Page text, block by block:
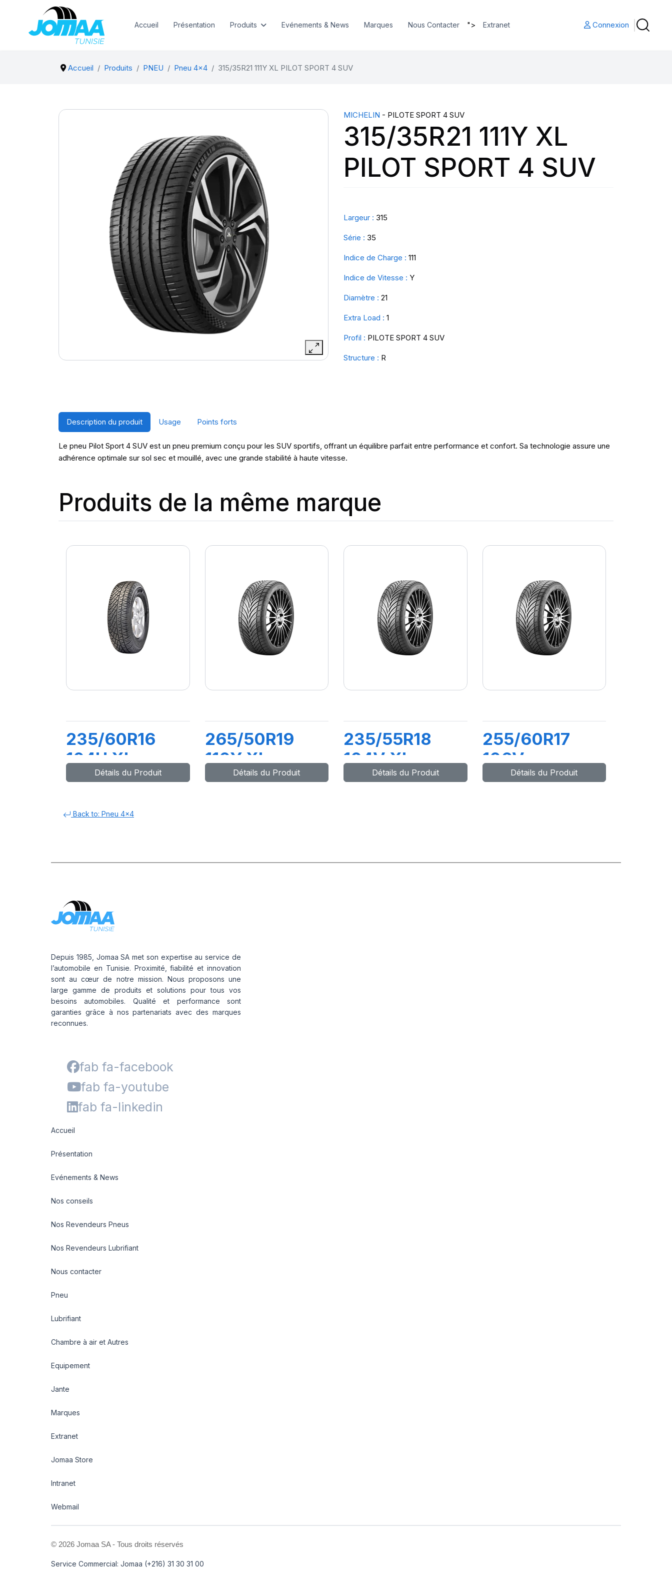
Accueil Présentation Produits Evénements & News Marques Nous Contacter "> Extranet Connexion
Accueil Produits PNEU Pneu 4x4 315/35R21 111Y XL PILOT SPORT 4 SUV
MICHELIN - PILOTE SPORT 4 SUV
315/35R21 111Y XL
PILOT SPORT 4 SUV
Largeur : 315
Série : 35
Indice de Charge : 111
Indice de Vitesse : Y
Diamètre : 21
Extra Load : 1
Profil : PILOTE SPORT 4 SUV
Structure : R
Description du produit Usage Points forts
Le pneu Pilot Sport 4 SUV est un pneu premium conçu pour les SUV sportifs, offrant un équilibre parfait entre performance et confort. Sa technologie assure une
adhérence optimale sur sol sec et mouillé, avec une grande stabilité à haute vitesse.
Produits de la même marque
235/60R16
104H XL
LATITUDE
Détails du Produit
265/50R19
110Y XL
LATITUDE
Détails du Produit
235/55R18
104V XL
LATITUDE
Détails du Produit
255/60R17
106V
LATTITUDE
Détails du Produit
Back to: Pneu 4x4
Depuis 1985, Jomaa SA met son expertise au service de
l’automobile en Tunisie. Proximité, fiabilité et innovation
sont au cœur de notre mission. Nous proposons une
large gamme de produits et solutions pour tous vos
besoins automobiles. Qualité et performance sont
garanties grâce à nos partenariats avec des marques
reconnues.
fab fa-facebook
fab fa-youtube
fab fa-linkedin
Accueil
Présentation
Evénements & News
Nos conseils
Nos Revendeurs Pneus
Nos Revendeurs Lubrifiant
Nous contacter
Pneu
Lubrifiant
Chambre à air et Autres
Equipement
Jante
Marques
Extranet
Jomaa Store
Intranet
Webmail
© 2026 Jomaa SA - Tous droits réservés
Service Commercial: Jomaa (+216) 31 30 31 00